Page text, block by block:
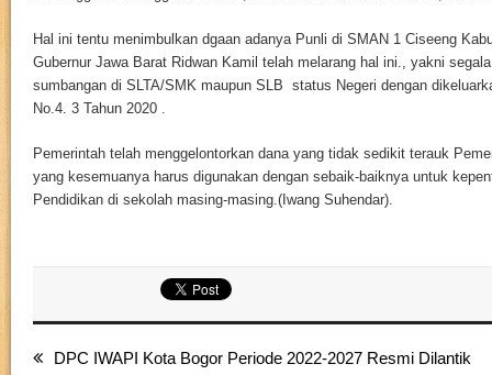
Hal ini tentu menimbulkan dgaan adanya Punli di SMAN 1 Ciseeng
Gubernur Jawa Barat Ridwan Kamil telah melarang hal ini., yakni
sumbangan di SLTA/SMK maupun SLB status Negeri dengan
No.4. 3 Tahun 2020 .
Pemerintah telah menggelontorkan dana yang tidak sedikit terauk
yang kesemuanya harus digunakan dengan sebaik-baiknya untuk
Pendidikan di sekolah masing-masing.(Iwang Suhendar).
DPC IWAPI Kota Bogor Periode 2022-2027 Resmi Dilantik